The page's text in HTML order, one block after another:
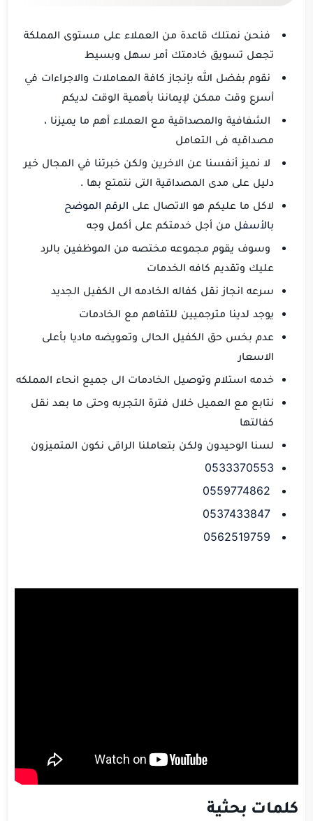
فنحن نمتلك قاعدة من العملاء على مستوى المملكة
تجعل تسويق خادمتك أمر سهل وبسيط
نقوم بفضل الله بإنجاز كافة المعاملات والاجراءات في
أسرع وقت ممكن لإيماننا بأهمية الوقت لديكم
الشفافية والمصداقية مع العملاء أهم ما يميزنا ،
مصداقيه فى التعامل
لا نميز أنفسنا عن الاخرين ولكن خبرتنا في المجال خير
دليل على مدى المصداقية التى نتمتع بها .
لاكل ما عليكم هو الاتصال على الرقم الموضح
بالأسفل من أجل خدمتكم على أكمل وجه
وسوف يقوم مجموعه مختصه من الموظفين بالرد
عليك وتقديم كافه الخدمات
سرعه انجاز نقل كفاله الخادمه الى الكفيل الجديد
يوجد لدينا مترجميين للتفاهم مع الخادمات
عدم بخس حق الكفيل الحالى وتعويضه ماديا بأعلى
الاسعار
خدمه استلام وتوصيل الخادمات الى جميع انحاء المملكه
نتابع مع العميل خلال فترة التجربه وحتى ما بعد نقل
كفالتها
لسنا الوحيدون ولكن بتعاملنا الراقى نكون المتميزون
0533370553
كلمات بحثية